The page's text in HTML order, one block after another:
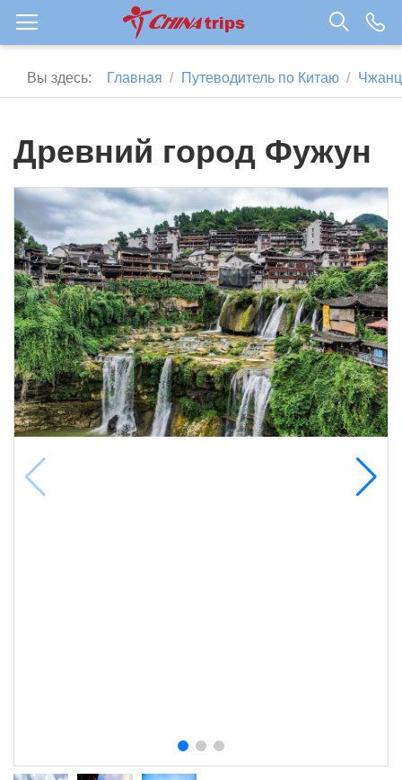
Вы здесь: Главная Путеводитель по Китаю
Древний город Фужун